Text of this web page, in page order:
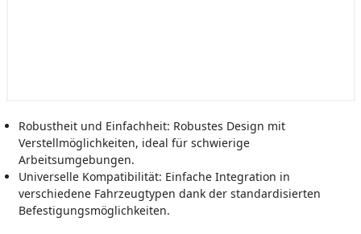
Robustheit und Einfachheit: Robustes Design mit
Verstellmöglichkeiten, ideal für schwierige
Arbeitsumgebungen.
Universelle Kompatibilität: Einfache Integration in
verschiedene Fahrzeugtypen dank der standardisierten
Befestigungsmöglichkeiten.